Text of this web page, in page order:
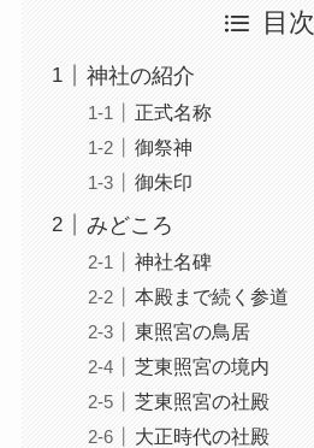
目次
神社の紹介
正式名称
御祭神
御朱印
みどころ
神社名碑
本殿まで続く参道
東照宮の鳥居
芝東照宮の境内
芝東照宮の社殿
大正時代の社殿